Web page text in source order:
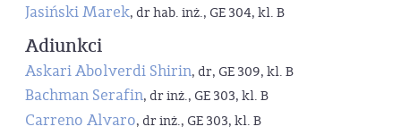
Jasiński Marek, dr hab. inż., GE 304, kl. B
Adiunkci
Askari Abolverdi Shirin, dr, GE 309, kl. B
Bachman Serafin, dr inż., GE 303, kl. B
Carreno Alvaro, dr inż., GE 303, kl. B